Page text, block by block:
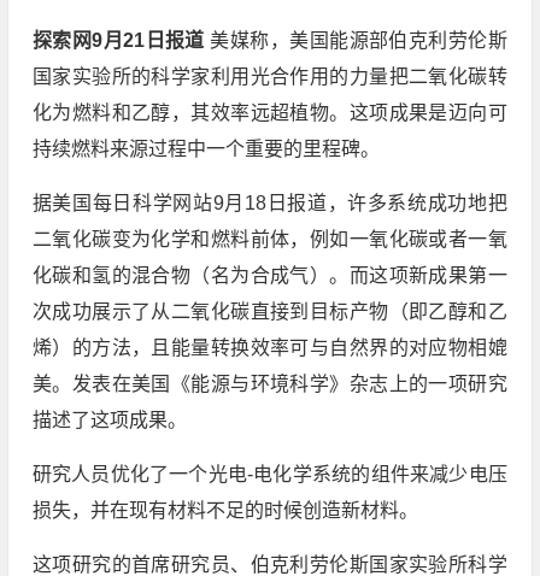
探索网9月21日报道 美媒称，美国能源部伯克利劳伦斯
国家实验所的科学家利用光合作用的力量把二氧化碳转
化为燃料和乙醇，其效率远超植物。这项成果是迈向可
持续燃料来源过程中一个重要的里程碑。
据美国每日科学网站9月18日报道，许多系统成功地把
二氧化碳变为化学和燃料前体，例如一氧化碳或者一氧
化碳和氢的混合物（名为合成气）。而这项新成果第一
次成功展示了从二氧化碳直接到目标产物（即乙醇和乙
烯）的方法，且能量转换效率可与自然界的对应物相媲
美。发表在美国《能源与环境科学》杂志上的一项研究
描述了这项成果。
研究人员优化了一个光电-电化学系统的组件来减少电压
损失，并在现有材料不足的时候创造新材料。
这项研究的首席研究员、伯克利劳伦斯国家实验所科学